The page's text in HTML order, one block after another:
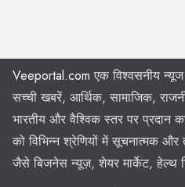
Veeportal.com एक विश्वसनीय
सच्ची खबरें, आर्थिक, सामाजिक,
भारतीय और वैश्विक स्तर पर प्रदान
को विभिन्न श्रेणियों में सूचनात्मक
जैसे बिजनेस न्यूज़, शेयर मार्केट, हेल्थ